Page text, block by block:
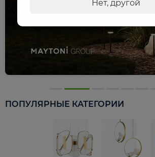
ПОПУЛЯРНЫЕ КАТЕГОРИИ
Нет, другой